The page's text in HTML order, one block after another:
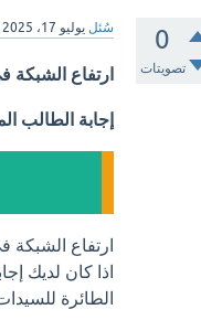
0
تصويتات
سُئل يوليو 17، 2025
ارتفاع الشبكة في
إجابة الطالب
ارتفاع الشبكة في لعبة
اذا كان لديك
الطائرة للسيدات 3 أمتار اترك تعليق